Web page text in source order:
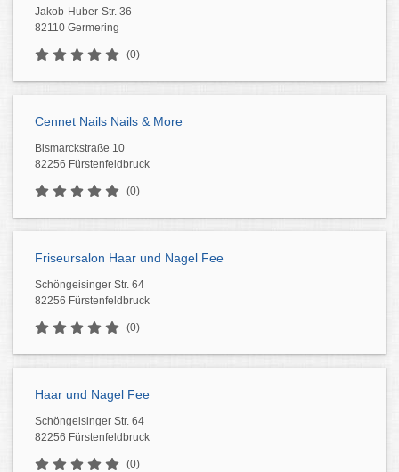
Jakob-Huber-Str. 36
82110 Germering
(0)
Cennet Nails Nails & More
Bismarckstraße 10
82256 Fürstenfeldbruck
(0)
Friseursalon Haar und Nagel Fee
Schöngeisinger Str. 64
82256 Fürstenfeldbruck
(0)
Haar und Nagel Fee
Schöngeisinger Str. 64
82256 Fürstenfeldbruck
(0)